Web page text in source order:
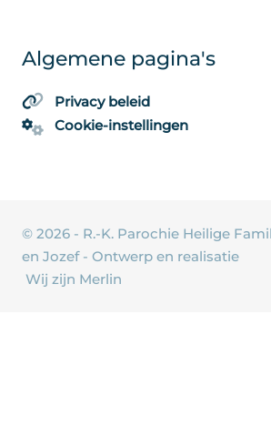
Algemene pagina's
Privacy beleid
Cookie-instellingen
© 2026 - R.-K. Parochie Heilige
en Jozef - Ontwerp en realisatie
Wij zijn Merlin